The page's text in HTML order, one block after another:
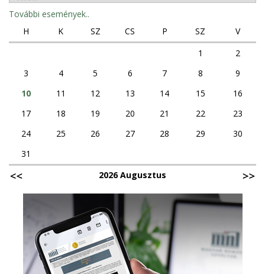
További események..
H
K SZ CS P SZ
V
1
2
3
4 5 6 7 8
9
10
11 12 13 14 15
16
17
18 19 20 21 22
23
24
25 26 27 28 29
30
31
2026 Augusztus